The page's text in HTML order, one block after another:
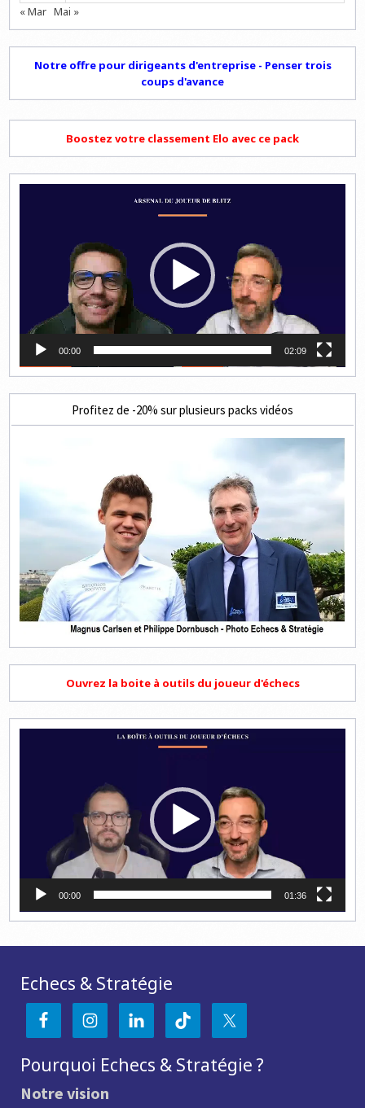
« Mar Mai »
Notre offre pour dirigeants d'entreprise - Penser trois
coups d'avance
Boostez votre classement Elo avec ce pack
00:00 02:09
Profitez de -20% sur plusieurs packs vidéos
Ouvrez la boite à outils du joueur d'échecs
00:00 01:36
Echecs & Stratégie
Pourquoi Echecs & Stratégie ?
Notre vision